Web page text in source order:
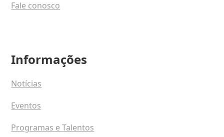
Fale conosco
Informações
Notícias
Eventos
Programas e Talentos